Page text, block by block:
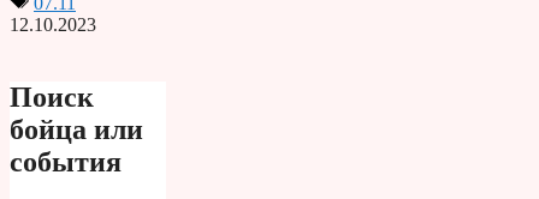
12.10.2023
Поиск
бойца или
события